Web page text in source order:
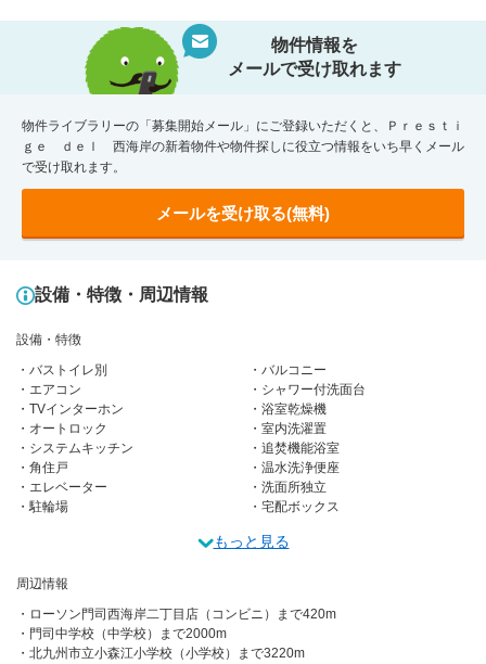
物件情報を
メールで受け取れます
物件ライブラリーの「募集開始メール」にご登録いただくと、Ｐｒｅｓｔｉ
ｇｅ ｄｅｌ 西海岸の新着物件や物件探しに役立つ情報をいち早くメール
で受け取れます。
メールを受け取る(無料)
設備・特徴・周辺情報
設備・特徴
バストイレ別
バルコニー
エアコン
シャワー付洗面台
TVインターホン
浴室乾燥機
オートロック
室内洗濯置
システムキッチン
追焚機能浴室
角住戸
温水洗浄便座
エレベーター
洗面所独立
駐輪場
宅配ボックス
もっと見る
周辺情報
ローソン門司西海岸二丁目店（コンビニ）まで420m
門司中学校（中学校）まで2000m
北九州市立小森江小学校（小学校）まで3220m